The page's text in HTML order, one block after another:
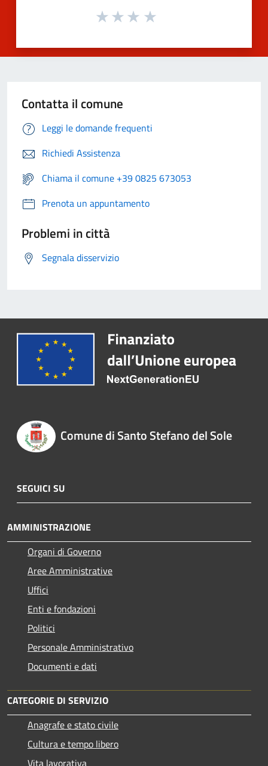
Contatta il comune
Leggi le domande frequenti
Richiedi Assistenza
Chiama il comune +39 0825 673053
Prenota un appuntamento
Problemi in città
Segnala disservizio
Comune di Santo Stefano del Sole
SEGUICI SU
AMMINISTRAZIONE
Organi di Governo
Aree Amministrative
Uffici
Enti e fondazioni
Politici
Personale Amministrativo
Documenti e dati
CATEGORIE DI SERVIZIO
Anagrafe e stato civile
Cultura e tempo libero
Vita lavorativa